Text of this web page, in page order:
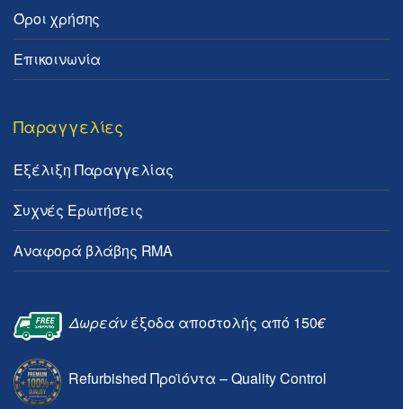
Όροι χρήσης
Επικοινωνία
Παραγγελίες
Εξέλιξη Παραγγελίας
Συχνές Ερωτήσεις
Αναφορά βλάβης RMA
Δωρεάνέξοδα αποστολής από 150€
Refurbished Προϊόντα – Quality Control